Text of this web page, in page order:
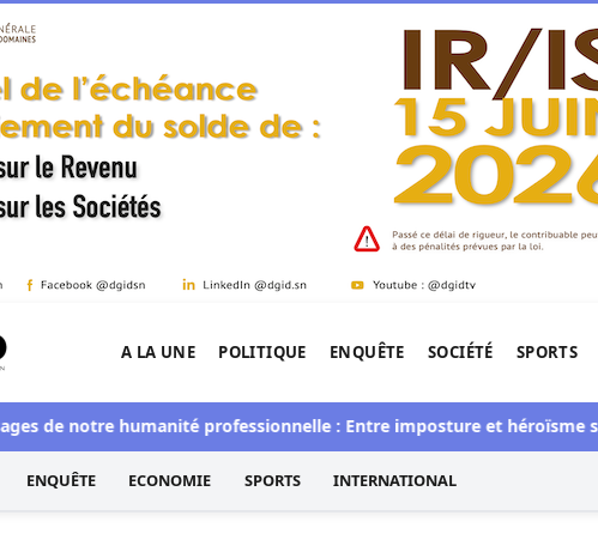
d'information et d'investigation de l'Afrique.
A LA UNE POLITIQUE ENQUÊTE SOCIÉTÉ SPORTS
notre humanité professionnelle : Entre imposture et héroïsme
ENQUÊTE ECONOMIE SPORTS INTERNATIONAL